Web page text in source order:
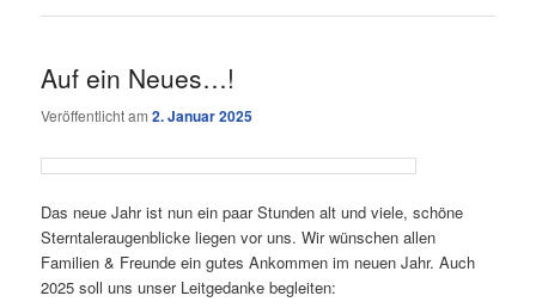
Auf ein Neues…!
Veröffentlicht am2. Januar 2025
Das neue Jahr ist nun ein paar Stunden alt und viele, schöne
Sterntaleraugenblicke liegen vor uns. Wir wünschen allen
Familien & Freunde ein gutes Ankommen im neuen Jahr. Auch
2025 soll uns unser Leitgedanke begleiten: